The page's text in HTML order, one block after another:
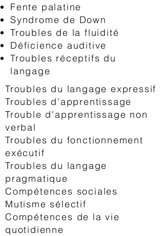
Fente palatine
Syndrome de Down
Troubles de la fluidité
Déficience auditive
Troubles réceptifs du
langage
Troubles du langage expressif
Troubles d'apprentissage
Trouble d'apprentissage non
verbal
Troubles du fonctionnement
exécutif
Troubles du langage
pragmatique
Compétences sociales
Mutisme sélectif
Compétences de la vie
quotidienne